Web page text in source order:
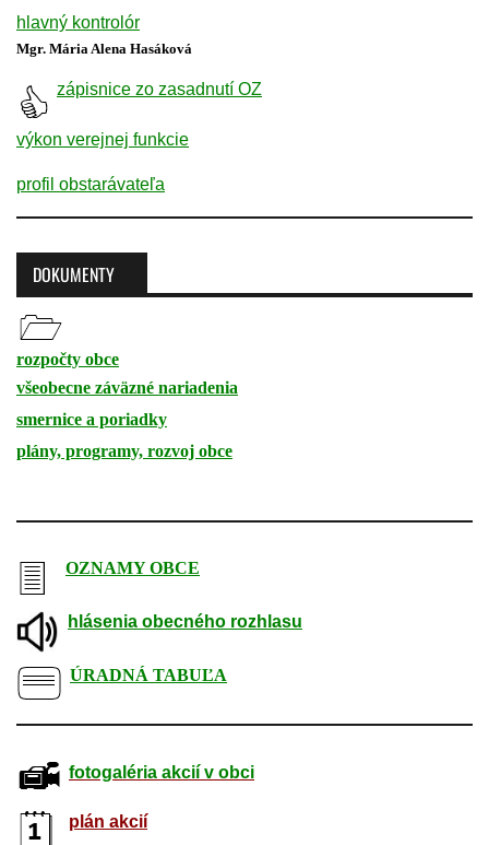
hlavný kontrolór
Mgr. Mária Alena Hasáková
zápisnice zo zasadnutí OZ
výkon verejnej funkcie
profil obstarávateľa
DOKUMENTY
rozpočty obce
všeobecne záväzné nariadenia
smernice a poriadky
plány, programy, rozvoj obce
OZNAMY OBCE
hlásenia obecného rozhlasu
ÚRADNÁ TABUĽA
fotogaléria akcií v obci
plán akcií